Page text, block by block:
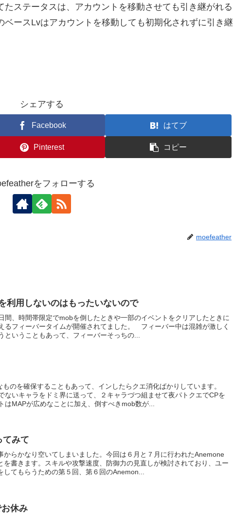
ステータスは、アカウントを移動させても引き継がれる
ースLvはアカウントを移動しても初期化されずに引き継
シェアする
Facebook はてブ
Pinterest コピー
をフォローする
moefeather
利用しないのはもったいないので
間、時間帯限定でmobを倒したときや一部のイベントをクリアしたときに
るフィーバータイムが開催されてました。 フィーバー中は混雑が激しく
ということもあって、フィーバーそっちの...
ものを確保することもあって、インしたらクエ消化ばかりしています。
ないキャラをドミ界に送って、２キャラづつ組ませて夜パトクエでCPを
はMAPが広めなことに加え、倒すべきmob数が...
みて
からかなり空いてしまいました。今回は６月と７月に行われたAnemone
を書きます。スキルや攻撃速度、防御力の見直しが検討されており、ユー
してもらうための第５回、第６回のAnemon...
休み